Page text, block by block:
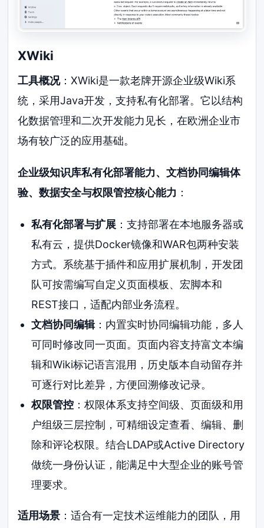
XWiki
工具概况：XWiki是一款老牌开源企业级Wiki系
统，采用Java开发，支持私有化部署。它以结构
化数据管理和二次开发能力见长，在欧洲企业市
场有较广泛的应用基础。
企业级知识库私有化部署能力、文档协同编辑体
验、数据安全与权限管控核心能力 ：
私有化部署与扩展：支持部署在本地服务器或
私有云，提供Docker镜像和WAR包两种安装
方式。系统基于插件和应用扩展机制，开发团
队可按需编写自定义页面模板、宏脚本和
REST接口，适配内部业务流程。
文档协同编辑：内置实时协同编辑功能，多人
可同时修改同一页面。页面内容支持富文本编
辑和Wiki标记语言混用，历史版本自动留存并
可逐行对比差异，方便回溯修改记录。
权限管控：权限体系支持空间级、页面级和用
户组级三层控制，可精细设定查看、编辑、删
除和评论权限。结合LDAP或Active Directory
做统一身份认证，能满足中大型企业的账号管
理要求。
适用场景 ：适合有一定技术运维能力的团队，用